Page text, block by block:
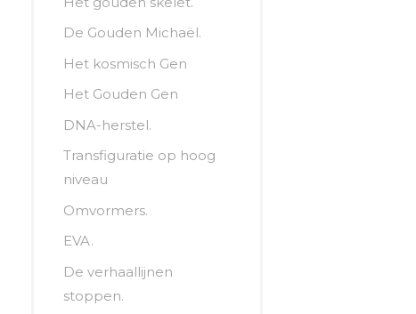
De Gouden Michaël.
Het kosmisch Gen
Het Gouden Gen
DNA-herstel.
Transfiguratie op hoog
niveau
Omvormers.
EVA.
De verhaallijnen
stoppen.